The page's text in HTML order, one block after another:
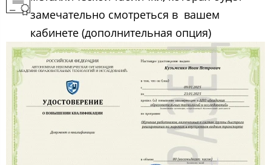
замечательно смотреться в вашем
кабинете (дополнительная опция)